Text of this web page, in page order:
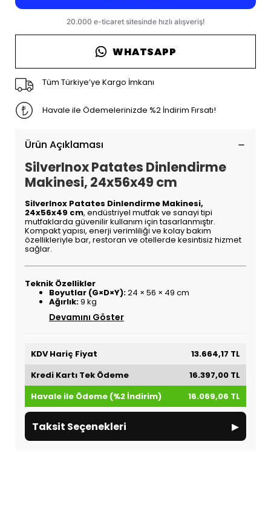
WHATSAPP
Tüm Türkiye’ye Kargo İmkanı
Havale ile Ödemelerinizde %2 İndirim Fırsatı!
Ürün Açıklaması
SilverInox Patates Dinlendirme
Makinesi, 24x56x49 cm
SilverInox Patates Dinlendirme Makinesi,
24x56x49 cm, endüstriyel mutfak ve sanayi tipi
mutfaklarda güvenilir kullanım için tasarlanmıştır.
Kompakt yapısı, enerji verimliliği ve kolay bakım
özellikleriyle bar, restoran ve otellerde kesintisiz hizmet
sağlar.
Teknik Özellikler
Boyutlar (G×D×Y):24 × 56 × 49 cm
Ağırlık:9 kg
Devamını Göster
KDV Hariç Fiyat
13.664,17 TL
Kredi Kartı Tek Ödeme
16.397,00 TL
Havale ile Ödeme (%2 İndirim)
16.069,06 TL
Taksit Seçenekleri ▸